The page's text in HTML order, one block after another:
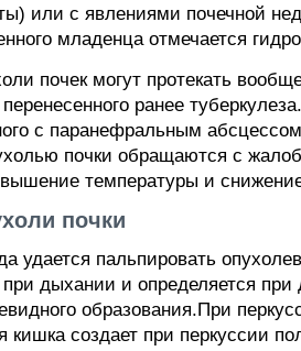
или с явлениями почечной
младенца отмечается
почек могут протекать
ранее
с паранефральным
почки обращаются с
температуры и
почки
удается пальпировать
дыхании и определяется
образования.При
кишка создает при перкуссии